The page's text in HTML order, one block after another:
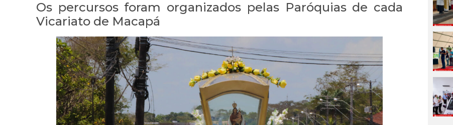
Os percursos foram organizados pelas Paróquias de cada
Vicariato de Macapá